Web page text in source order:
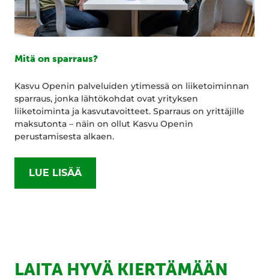
Mitä on sparraus?
Kasvu Openin palveluiden ytimessä on liiketoiminnan
sparraus, jonka lähtökohdat ovat yrityksen
liiketoiminta ja kasvutavoitteet. Sparraus on yrittäjille
maksutonta – näin on ollut Kasvu Openin
perustamisesta alkaen.
LUE LISÄÄ
LAITA HYVÄ KIERTÄMÄÄN